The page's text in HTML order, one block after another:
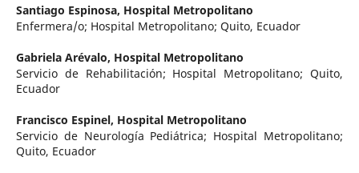
Santiago Espinosa, Hospital Metropolitano
Enfermera/o; Hospital Metropolitano; Quito, Ecuador
Gabriela Arévalo, Hospital Metropolitano
Servicio de Rehabilitación; Hospital Metropolitano; Quito,
Ecuador
Francisco Espinel, Hospital Metropolitano
Servicio de Neurología Pediátrica; Hospital Metropolitano;
Quito, Ecuador